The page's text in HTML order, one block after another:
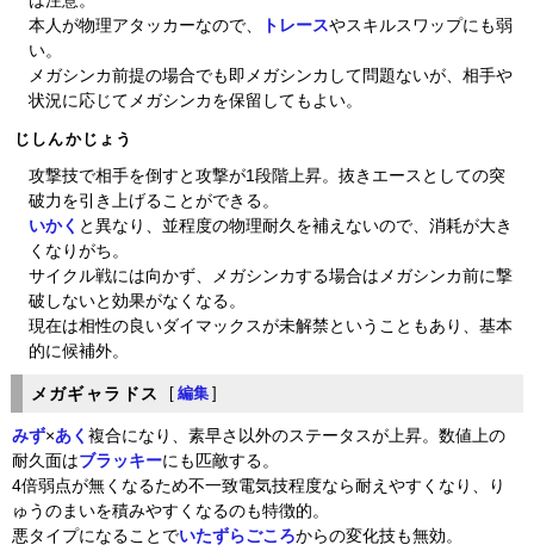
本人が物理アタッカーなので、
トレースやスキルスワップにも弱
い。
メガシンカ前提の場合でも即メガシンカして問題ないが、相手や
状況に応じてメガシンカを保留してもよい。
じしんかじょう
攻撃技で相手を倒すと攻撃が1段階上昇。抜きエースとしての突
破力を引き上げることができる。
いかく と異なり、並程度の物理耐久を補えないので、消耗が大き
くなりがち。
サイクル戦には向かず、メガシンカする場合はメガシンカ前に撃
破しないと効果がなくなる。
現在は相性の良いダイマックスが未解禁ということもあり、基本
的に候補外。
メガギャラドス [ 編集 ]
みず×あく複合になり、素早さ以外のステータスが上昇。数値上の
耐久面はブラッキーにも匹敵する。
4倍弱点が無くなるため不一致電気技程度なら耐えやすくなり、り
ゅうのまいを積みやすくなるのも特徴的。
悪タイプになることでいたずらごころからの変化技も無効。